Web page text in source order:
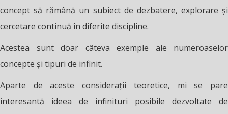
concept să rămână un subiect de dezbatere, explorare și
cercetare continuă în diferite discipline.
Acestea sunt doar câteva exemple ale numeroaselor
concepte și tipuri de infinit.
Aparte de aceste considerații teoretice, mi se pare
interesantă ideea de infinituri posibile dezvoltate de